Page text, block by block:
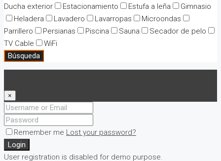
Ducha exterior
Estacionamiento Estufa a leña
Gimnasio
Heladera
Lavadero Lavarropas
Microondas
Parrillero
Persianas Piscina Sauna
Secador de pelo
TV Cable
WiFi
Búsqueda
×
Remember me Lost your password?
Login
User registration is disabled for demo purpose.